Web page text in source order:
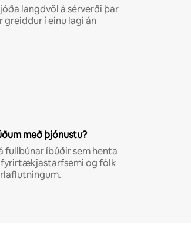
langdvöl á sérverði þar
greiddur í einu lagi án
með þjónustu?
fullbúnar íbúðir sem henta
og fólk